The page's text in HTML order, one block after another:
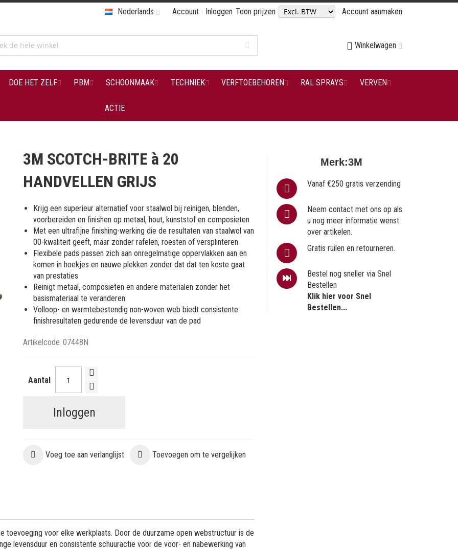
Account Inloggen Toon prijzen Account aanmaken
Nederlands
Winkelwagen
DOE HET ZELF PBM SCHOONMAAK TECHNIEK VERFTOEBEHOREN RAL SPRAYS VERVEN
ACTIE
3M SCOTCH-BRITE à 20
HANDVELLEN GRIJS
Krijg een superieur alternatief voor staalwol bij reinigen, blenden,
voorbereiden en finishen op metaal, hout, kunststof en composieten
Met een ultrafijne finishing-werking die de resultaten van staalwol van
00-kwaliteit geeft, maar zonder rafelen, roesten of versplinteren
Flexibele pads passen zich aan onregelmatige oppervlakken aan en
komen in hoekjes en nauwe plekken zonder dat dat ten koste gaat
van prestaties
Reinigt metaal, composieten en andere materialen zonder het
basismateriaal te veranderen
Volloop- en warmtebestendig non-woven web biedt consistente
finishresultaten gedurende de levensduur van de pad
Artikelcode 07448N
Aantal
Inloggen
Voeg toe aan verlanglijst Toevoegen om te vergelijken
Merk:3M
Vanaf €250 gratis verzending
Neem contact met ons op als
u nog meer informatie wenst
over artikelen.
Gratis ruilen en retourneren.
Bestel nog sneller via Snel
Bestellen
Klik hier voor Snel
Bestellen...
toevoeging voor elke werkplaats. Door de duurzame open webstructuur is de
levensduur en consistente schuuractie voor de voor- en nabewerking van